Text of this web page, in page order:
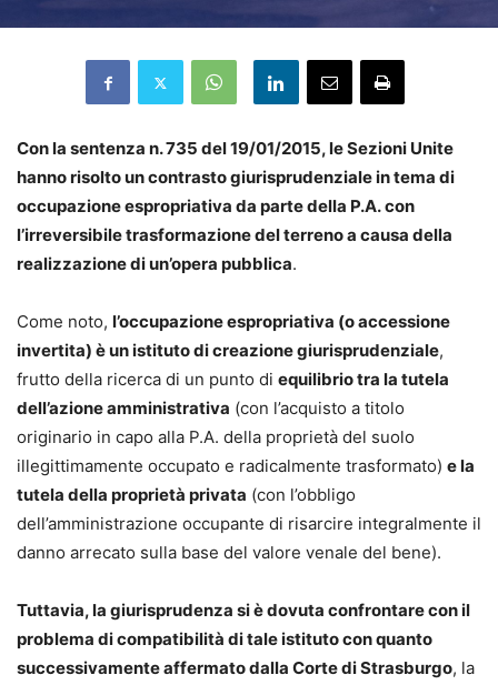
Con la sentenza n. 735 del 19/01/2015, le Sezioni Unite
hanno risolto un contrasto giurisprudenziale in tema di
occupazione espropriativa da parte della P.A. con
l’irreversibile trasformazione del terreno a causa della
realizzazione di un’opera pubblica.
Come noto, l’occupazione espropriativa (o accessione
invertita) è un istituto di creazione giurisprudenziale,
frutto della ricerca di un punto di equilibrio tra la tutela
dell’azione amministrativa (con l’acquisto a titolo
originario in capo alla P.A. della proprietà del suolo
illegittimamente occupato e radicalmente trasformato) e la
tutela della proprietà privata (con l’obbligo
dell’amministrazione occupante di risarcire integralmente il
danno arrecato sulla base del valore venale del bene).
Tuttavia, la giurisprudenza si è dovuta confrontare con il
problema di compatibilità di tale istituto con quanto
successivamente affermato dalla Corte di Strasburgo, la